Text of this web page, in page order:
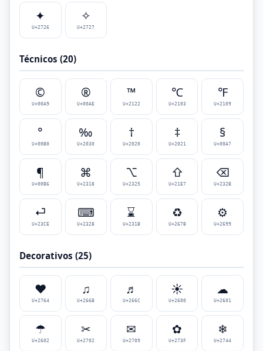
✦
U+2726
✧
U+2727
Técnicos (20)
©
U+00A9
®
U+00AE
™
U+2122
℃
U+2103
℉
U+2109
°
U+00B0
‰
U+2030
†
U+2020
‡
U+2021
§
U+00A7
¶
U+00B6
⌘
U+2318
⌥
U+2325
⇧
U+21E7
⌫
U+232B
⏎
U+23CE
⌨
U+2328
⌛
U+231B
♻
U+267B
⚙
U+2699
Decorativos (25)
❤
U+2764
♫
U+266B
♬
U+266C
☀
U+2600
☁
U+2601
☂
U+2602
✂
U+2702
✉
U+2709
✿
U+273F
❄
U+2744